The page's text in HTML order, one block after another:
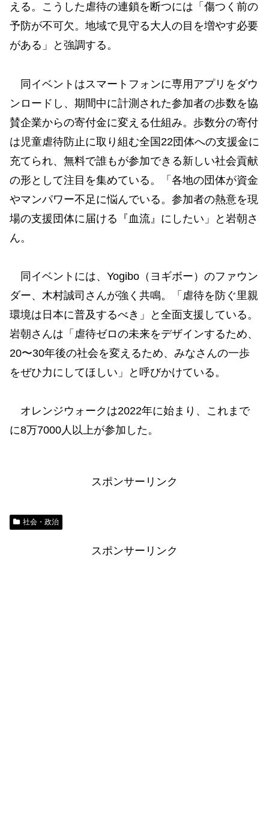
える。こうした虐待の連鎖を断つには「傷つく前の
予防が不可欠。地域で見守る大人の目を増やす必要
がある」と強調する。
同イベントはスマートフォンに専用アプリをダウ
ンロードし、期間中に計測された参加者の歩数を協
賛企業からの寄付金に変える仕組み。歩数分の寄付
は児童虐待防止に取り組む全国22団体への支援金に
充てられ、無料で誰もが参加できる新しい社会貢献
の形として注目を集めている。「各地の団体が資金
やマンパワー不足に悩んでいる。参加者の熱意を現
場の支援団体に届ける『血流』にしたい」と岩朝さ
ん。
同イベントには、Yogibo（ヨギボー）のファウン
ダー、木村誠司さんが強く共鳴。「虐待を防ぐ里親
環境は日本に普及するべき」と全面支援している。
岩朝さんは「虐待ゼロの未来をデザインするため、
20〜30年後の社会を変えるため、みなさんの一歩
をぜひ力にしてほしい」と呼びかけている。
オレンジウォークは2022年に始まり、これまで
に8万7000人以上が参加した。
スポンサーリンク
社会・政治
スポンサーリンク